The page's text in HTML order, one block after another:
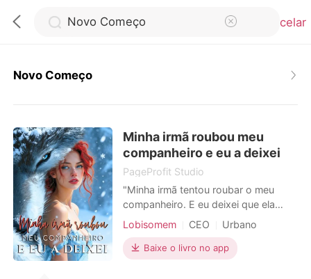
Cancelar
Loja
Histórico
Sair
Novo Começo
Minha irmã roubou meu
companheiro e eu a deixei
PageProfit Studio
"Minha irmã tentou roubar o meu
companheiro. E eu deixei que ela
ficasse com ele." Nascida sem uma
sua Alcateia. Até que, em uma noite
de bebedeira, engravidou e casou-se
Lobisomem CEO Urbano
Baixe o livro no app